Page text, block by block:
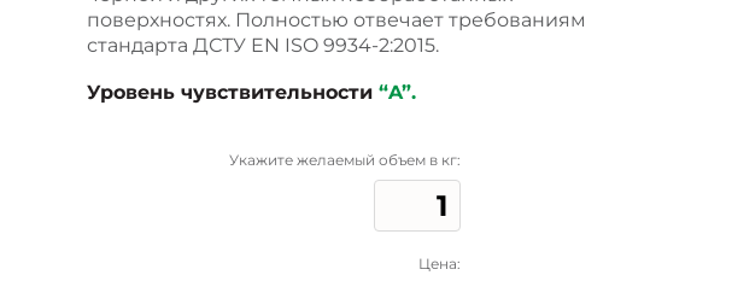
поверхностях. Полностью отвечает требованиям
стандарта ДСТУ EN ISO 9934-2:2015.
Уровень чувствительности “A”.
Укажите желаемый объем в кг:
Цена: